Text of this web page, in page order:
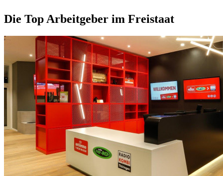
Die Top Arbeitgeber im Freistaat